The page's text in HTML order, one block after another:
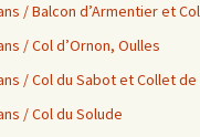
/ Balcon d’Armentier et
/ Col d’Ornon, Oulles
/ Col du Sabot et Collet de
/ Col du Solude